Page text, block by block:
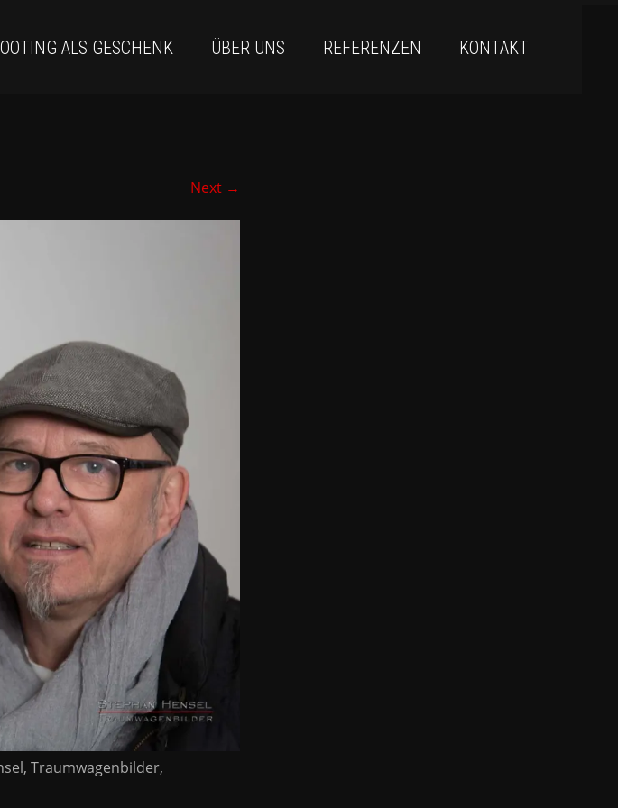
ALS GESCHENK ÜBER UNS REFERENZEN KONTAKT
Next →
Traumwagenbilder,